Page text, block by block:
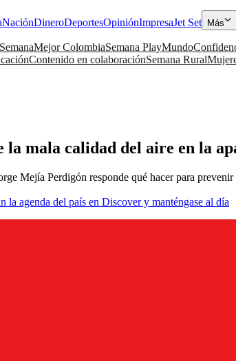
NaciónDineroDeportesOpiniónImpresaJet Set Más
Mejor ColombiaSemana PlayMundo
Contenido en colaboraciónSemana Rural
la mala calidad del aire en la
Mejía Perdigón responde qué hacer para
la agenda del país en Discover y manténgase al día